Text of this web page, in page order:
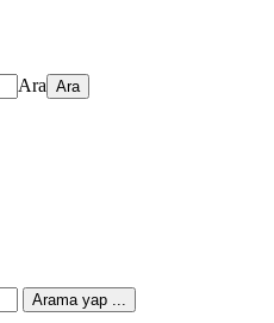
Ara
Arama yap ...